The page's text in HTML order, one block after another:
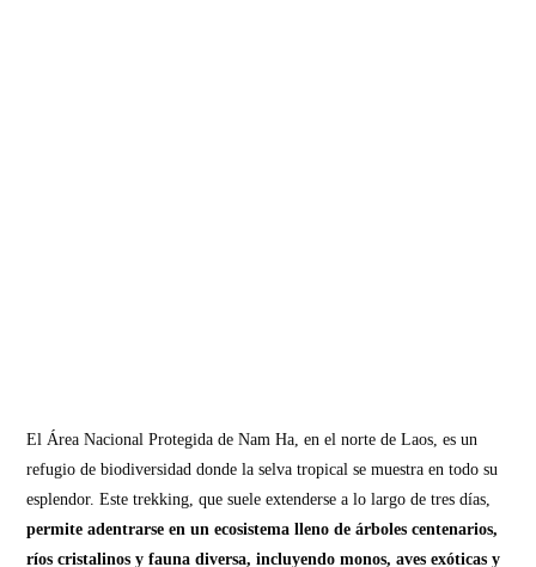
El Área Nacional Protegida de Nam Ha, en el norte de Laos, es un
refugio de biodiversidad donde la selva tropical se muestra en todo su
esplendor. Este trekking, que suele extenderse a lo largo de tres días,
permite adentrarse en un ecosistema lleno de árboles centenarios,
ríos cristalinos y fauna diversa, incluyendo monos, aves exóticas y